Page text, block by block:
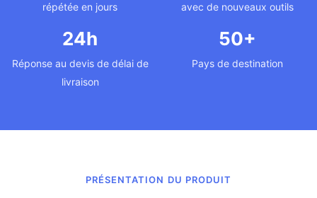
répétée en jours
avec de nouveaux outils
24h
Réponse au devis de délai de
livraison
50+
Pays de destination
PRÉSENTATION DU PRODUIT